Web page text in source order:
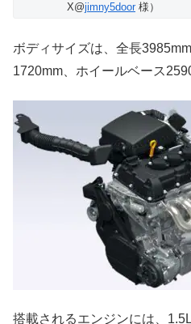
X@jimny5door 様）
ボディサイズは、全長
1720mm、ホイールベース
搭載されるエンジンには、